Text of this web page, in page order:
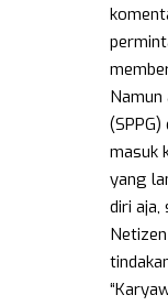
Namun
masuk
yang
diri aja,